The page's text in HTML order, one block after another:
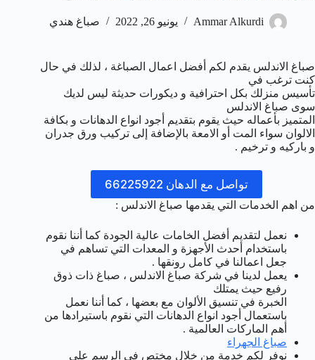
Ammar Alkurdi يونيو 26, 2022 صباغ هندي
صباغ الاندلس يقدم لكم أفضل اعمال الصباغة ، لذلك في حال
كنت ترغب في
تأسيس منزلك بكل احترافية و ديكورات حديثة ليس لديك
سوى صباغ الاندلس
المتميز بأعماله حيث يقوم بتقديم أجود انواع الدهانات و بكافة
الالوان سواء المت أو الامعة بالإضافة إلى تركيب ورق جدران
و باركيه و ترخيم .
تواصل مع الدهان 66225922
من اهم الخدمات التي يقدمها صباغ الاندلس :
نعمل لتقديم أفضل الخامات عالية الجودة كما أننا نقوم
باستخدام أحدث الأجهزة و المعدات التي تساهم في
جعل اعمالنا في كامل رونقها .
يعمل لدينا في شركة صباغ الاندلس ، صباغ ذات ذوق
رفيع حيث يمتلك
الخبرة في تنسيق الألوان مع بعضها ، كما أننا نعمل
باستعمال أجود انواع الدهانات التي نقوم باستيرادها من
أهم الماركات العالمية .
صباغ الجهراء
نوفر لكم خدمة من خلال مختص في الرسم على